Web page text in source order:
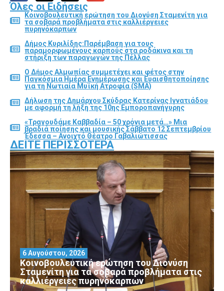
Όλες οι Ειδήσεις
Κοινοβουλευτική ερώτηση του Διονύση Σταμενίτη για
τα σοβαρά προβλήματα στις καλλιέργειες
πυρηνόκαρπων
Δήμος Κυριλίδης:Παρέμβαση για τους
παραμορφωμένους καρπούς στα ροδάκινα και τη
στήριξη των παραγωγών της Πέλλας
Ο Δήμος Αλμωπίας συμμετέχει και φέτος στην
Παγκόσμια Ημέρα Ενημέρωσης και Ευαισθητοποίησης
για τη Νωτιαία Μυϊκή Ατροφία (SMA)
Δήλωση της Δημάρχου Σκύδρας Κατερίνας Ιγνατιάδου
με αφορμή τη λήξη της 10ης Εμποροπανήγυρης
«Τραγουδάμε Καββαδία – 50 χρόνια μετά…» Μια
βραδιά ποίησης και μουσικής Σάββατο 12 Σεπτεμβρίου
Έδεσσα – Ανοιχτό Θέατρο Γαβαλιώτισσας
ΔΕΊΤΕ ΠΕΡΙΣΣΌΤΕΡΑ
Κοινοβουλευτική ερώτηση του Διονύση
Σταμενίτη για τα σοβαρά προβλήματα στις
καλλιέργειες πυρηνόκαρπων
6 Αυγούστου, 2026